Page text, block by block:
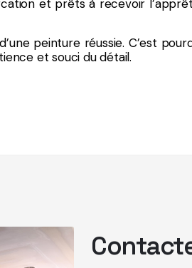
et prêts à recevoir
peinture réussie. C’est
et souci du détail.